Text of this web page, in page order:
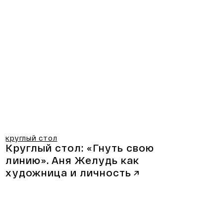
круглый стол
Круглый стол: «Гнуть свою
линию». Аня Желудь как
художница и личность ↗